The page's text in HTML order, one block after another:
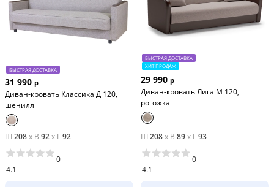
Комплектация
две декоративные подушки
обивки для дополнительного уюта.
БЫСТРАЯ ДОСТАВКА
31 990 р
Диван-кровать Классика Д 120,
шенилл
Ш 208x В 92x Г92
4.1
0
БЫСТРАЯ ДОСТАВКА
ХИТ ПРОДАЖ
29 990 р
Диван-кровать Лига М 120,
рогожка
Ш 208x В 89x Г93
4.1
0